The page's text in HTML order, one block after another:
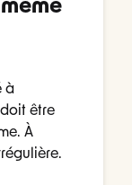
à
être
À